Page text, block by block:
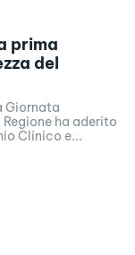
prima
del
Giornata
ha aderito
Clinico e...